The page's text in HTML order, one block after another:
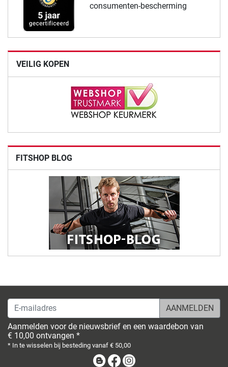
consumenten-bescherming
VEILIG KOPEN
FITSHOP BLOG
E-mailadres
Aanmelden voor de nieuwsbrief en een waardebon van
€ 10,00 ontvangen *
* In te wisselen bij besteding vanaf € 50,00
BlogFacebook